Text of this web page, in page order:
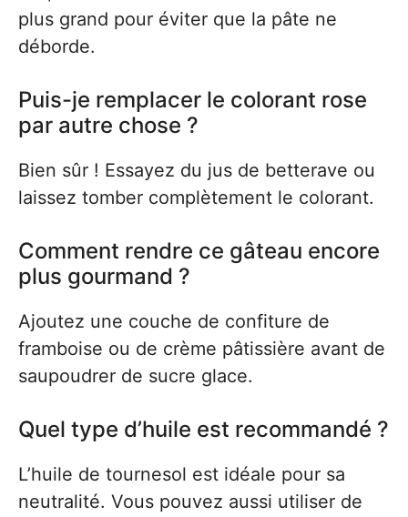
plus grand pour éviter que la pâte ne
déborde.
Puis-je remplacer le colorant rose
par autre chose ?
Bien sûr ! Essayez du jus de betterave ou
laissez tomber complètement le colorant.
Comment rendre ce gâteau encore
plus gourmand ?
Ajoutez une couche de confiture de
framboise ou de crème pâtissière avant de
saupoudrer de sucre glace.
Quel type d’huile est recommandé ?
L’huile de tournesol est idéale pour sa
neutralité. Vous pouvez aussi utiliser de